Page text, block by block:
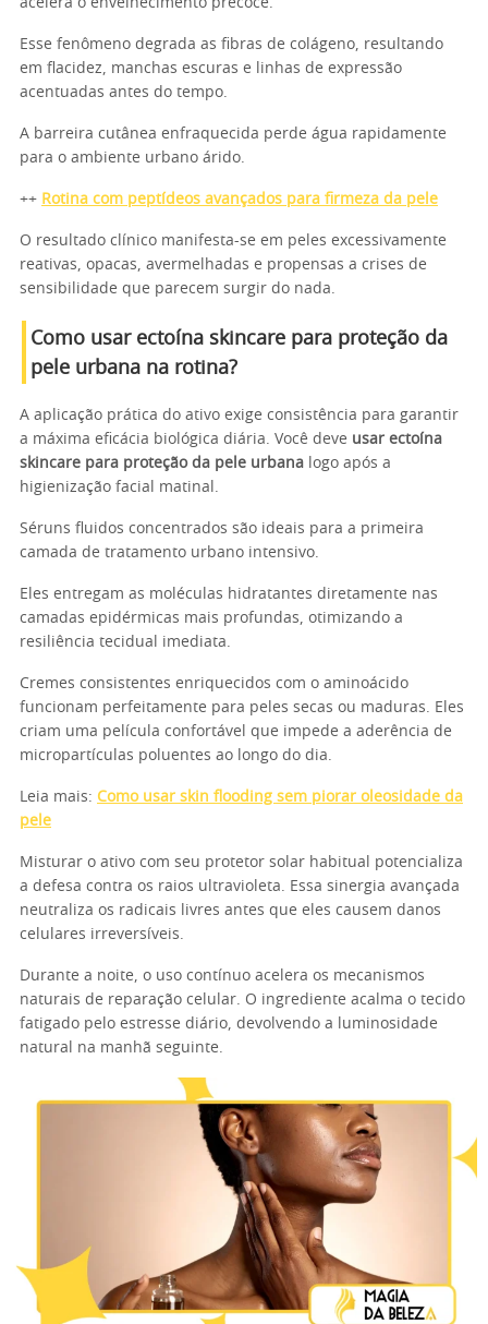
acelera o envelhecimento precoce.
Esse fenômeno degrada as fibras de colágeno, resultando
em flacidez, manchas escuras e linhas de expressão
acentuadas antes do tempo.
A barreira cutânea enfraquecida perde água rapidamente
para o ambiente urbano árido.
++ Rotina com peptídeos avançados para firmeza da pele
O resultado clínico manifesta-se em peles excessivamente
reativas, opacas, avermelhadas e propensas a crises de
sensibilidade que parecem surgir do nada.
Como usar ectoína skincare para proteção da
pele urbana na rotina?
A aplicação prática do ativo exige consistência para garantir
a máxima eficácia biológica diária. Você deve usar ectoína
skincare para proteção da pele urbana logo após a
higienização facial matinal.
Séruns fluidos concentrados são ideais para a primeira
camada de tratamento urbano intensivo.
Eles entregam as moléculas hidratantes diretamente nas
camadas epidérmicas mais profundas, otimizando a
resiliência tecidual imediata.
Cremes consistentes enriquecidos com o aminoácido
funcionam perfeitamente para peles secas ou maduras. Eles
criam uma película confortável que impede a aderência de
micropartículas poluentes ao longo do dia.
Leia mais: Como usar skin flooding sem piorar oleosidade da
pele
Misturar o ativo com seu protetor solar habitual potencializa
a defesa contra os raios ultravioleta. Essa sinergia avançada
neutraliza os radicais livres antes que eles causem danos
celulares irreversíveis.
Durante a noite, o uso contínuo acelera os mecanismos
naturais de reparação celular. O ingrediente acalma o tecido
fatigado pelo estresse diário, devolvendo a luminosidade
natural na manhã seguinte.